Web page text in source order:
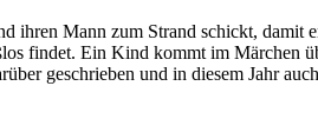
ihren Mann zum Strand schickt,
findet. Ein Kind kommt im Märchen
geschrieben und in diesem Jahr